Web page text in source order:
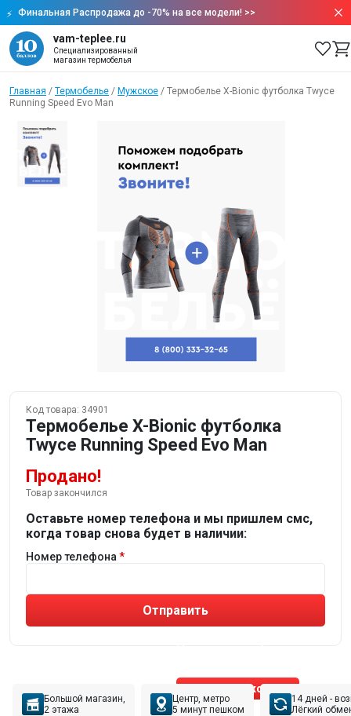
Финальная Распродажа до -70% на все модели! >>
vam-teplee.ru
Специализированный
магазин термобелья
Главная / Термобелье / Мужское / Термобелье X-Bionic футболка Twyce
Running Speed Evo Man
Код товара: 34901
Термобелье X-Bionic футболка
Twyce Running Speed Evo Man
Продано!
Товар закончился
Оставьте номер телефона и мы пришлем смс,
когда товар снова будет в наличии:
Номер телефона
Отправить
Позвонить эксперту
Большой магазин,
2 этажа
Центр, метро
5 минут пешком
14 дней -
Лёгкий